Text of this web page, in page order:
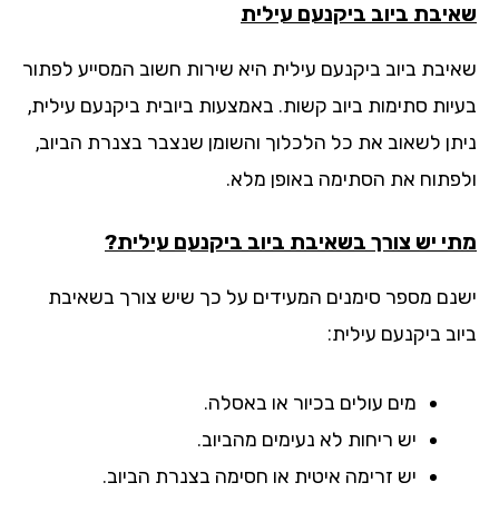
ביובביקנעם עילית
ביוב ביקנעם עילית היא שירות חשוב המסייע לפתור
סתימות ביוב קשות. באמצעות ביובית ביקנעם עילית,
לשאוב את כל הלכלוך והשומן שנצבר בצנרת הביוב,
את הסתימה באופן מלא.
יש צורך בשאיבת ביוב ביקנעם עילית?
מספר סימנים המעידים על כך שיש צורך בשאיבת
ביקנעם עילית:
מים עולים בכיור או באסלה.
יש ריחות לא נעימים מהביוב.
יש זרימה איטית או חסימה בצנרת הביוב.